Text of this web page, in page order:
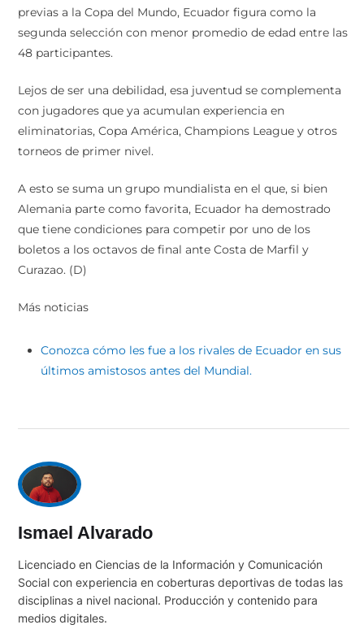
previas a la Copa del Mundo, Ecuador figura como la
segunda selección con menor promedio de edad entre las
48 participantes.
Lejos de ser una debilidad, esa juventud se complementa
con jugadores que ya acumulan experiencia en
eliminatorias, Copa América, Champions League y otros
torneos de primer nivel.
A esto se suma un grupo mundialista en el que, si bien
Alemania parte como favorita, Ecuador ha demostrado
que tiene condiciones para competir por uno de los
boletos a los octavos de final ante Costa de Marfil y
Curazao. (D)
Más noticias
Conozca cómo les fue a los rivales de Ecuador en sus
últimos amistosos antes del Mundial.
Ismael Alvarado
Licenciado en Ciencias de la Información y Comunicación
Social con experiencia en coberturas deportivas de todas las
disciplinas a nivel nacional. Producción y contenido para
medios digitales.